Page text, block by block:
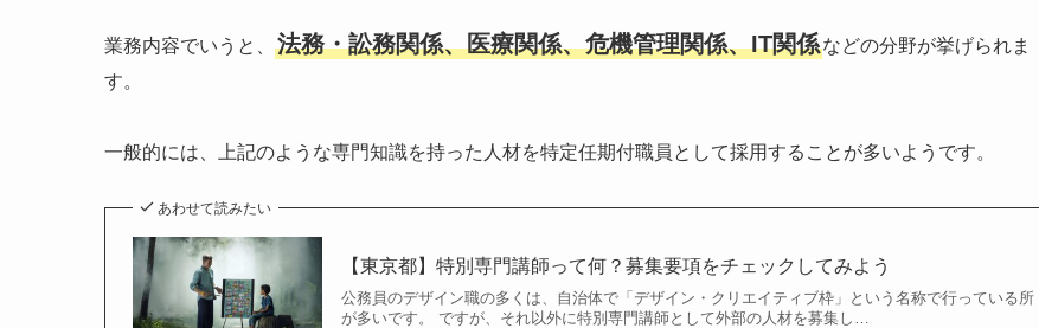
業務内容でいうと、 法務・訟務関係、医療関係、危機管理関係、IT関係などの分野が挙げられま
す。
一般的には、上記のような専門知識を持った人材を特定任期付職員として採用することが多いようです。
あわせて読みたい
【東京都】特別専門講師って何？募集要項をチェックしてみよう
公務員のデザイン職の多くは、自治体で「デザイン・クリエイティブ枠」という名称で行っている所
が多いです。 ですが、それ以外に特別専門講師として外部の人材を募集し…